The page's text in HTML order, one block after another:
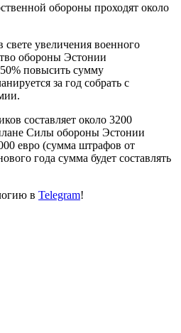
обороны проходят около
увеличения военного
обороны Эстонии
повысить сумму
за год собрать с
составляет около 3200
Силы обороны Эстонии
евро (сумма штрафов от
года сумма будет составлять
в Telegram!